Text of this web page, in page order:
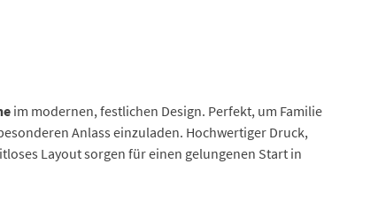
im modernen, festlichen Design. Perfekt, um Familie
Anlass einzuladen. Hochwertiger Druck,
Layout sorgen für einen gelungenen Start in